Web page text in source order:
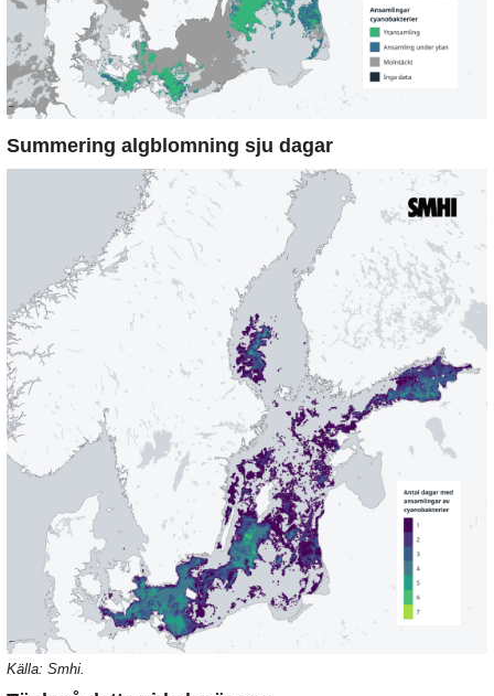
Summering algblomning sju dagar
Källa: Smhi.